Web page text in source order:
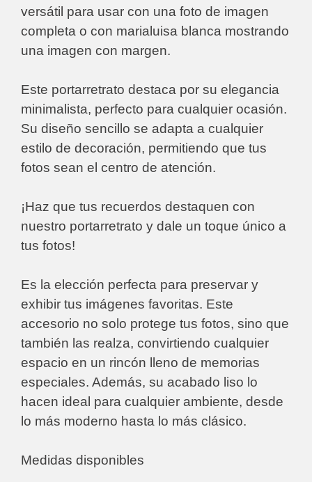
versátil para usar con una foto de imagen
completa o con marialuisa blanca mostrando
una imagen con margen.
Este portarretrato destaca por su elegancia
minimalista, perfecto para cualquier ocasión.
Su diseño sencillo se adapta a cualquier
estilo de decoración, permitiendo que tus
fotos sean el centro de atención.
¡Haz que tus recuerdos destaquen con
nuestro portarretrato y dale un toque único a
tus fotos!
Es la elección perfecta para preservar y
exhibir tus imágenes favoritas. Este
accesorio no solo protege tus fotos, sino que
también las realza, convirtiendo cualquier
espacio en un rincón lleno de memorias
especiales. Además, su acabado liso lo
hacen ideal para cualquier ambiente, desde
lo más moderno hasta lo más clásico.
Medidas disponibles